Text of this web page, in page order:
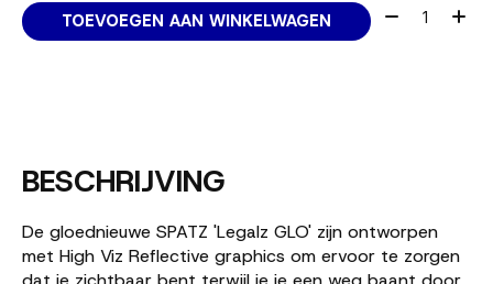
TOEVOEGEN AAN WINKELWAGEN Aantal:
BESCHRIJVING
De gloednieuwe SPATZ 'Legalz GLO' zijn ontworpen
met High Viz Reflective graphics om ervoor te zorgen